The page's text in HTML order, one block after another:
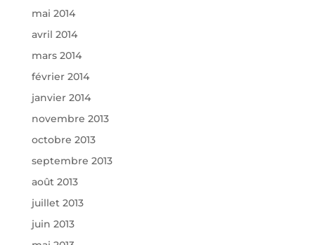
mai 2014
avril 2014
mars 2014
février 2014
janvier 2014
novembre 2013
octobre 2013
septembre 2013
août 2013
juillet 2013
juin 2013